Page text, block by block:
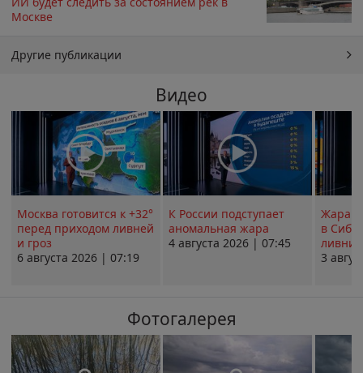
Москве
Другие публикации
Видео
Москва готовится к +32°
перед приходом ливней
и гроз
6 августа 2026 | 07:19
К России подступает
аномальная жара
4 августа 2026 | 07:45
Жара в
в
ливни
3
Фотогалерея